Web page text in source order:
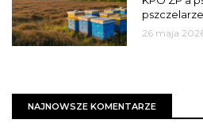
26 maja
NAJNOWSZE KOMENTARZE